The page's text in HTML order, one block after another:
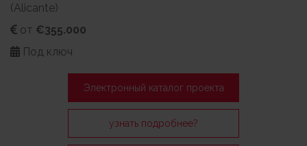
(Alicante)
от €355.000
Под ключ
Электронный каталог проекта
узнать подробнее?